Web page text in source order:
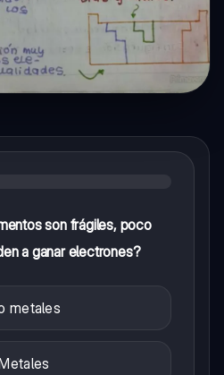
son frágiles, poco
a ganar electrones?
metales